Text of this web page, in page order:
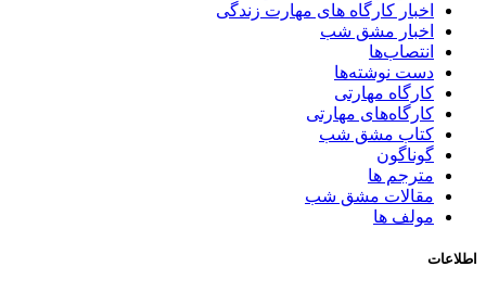
اخبار کارگاه های مهارت زندگی
اخبار مشق شب
انتصاب‌ها
دست نوشته‌ها
کارگاه مهارتی
کارگاه‌های مهارتی
کتاب مشق شب
گوناگون
مترجم ها
مقالات مشق شب
مولف ها
اطلاعات